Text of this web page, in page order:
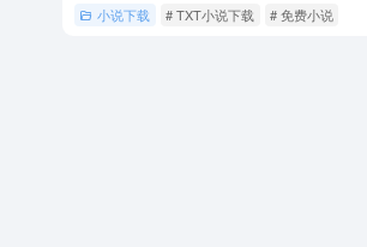
小说下载 # TXT小说下载 # 免费小说